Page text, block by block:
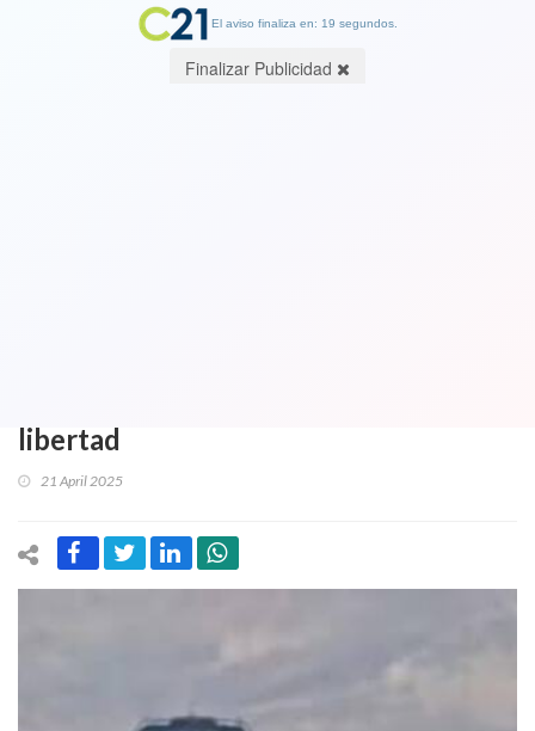
libertad
21 April 2025
El aviso finaliza en: 19 segundos.
Finalizar Publicidad